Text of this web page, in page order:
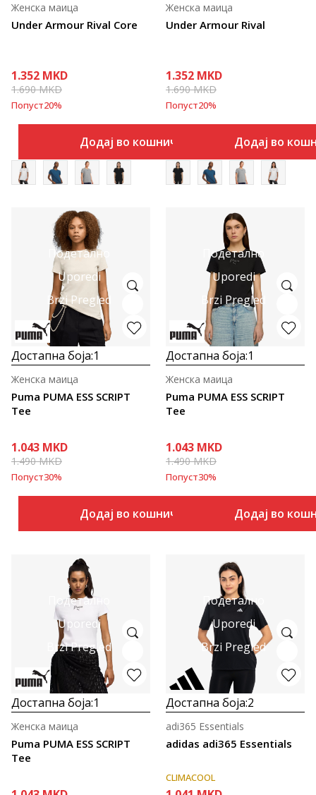
Under Armour Rival Core
Женска маица
1.352 MKD
1.690MKD
Попуст20%
Додај во кошничка
Under Armour Rival
Женска маица
1.352 MKD
1.690MKD
Попуст20%
Додај во
Подетално
Uporedi
Brzi Pregled
Достапна боја:1
Puma PUMA ESS SCRIPT
Tee
Женска маица
1.043 MKD
1.490MKD
Попуст30%
Додај во кошничка
Подетално
Uporedi
Brzi Pregled
Достапна боја:1
Puma PUMA ESS SCRIPT
Tee
Женска маица
1.043 MKD
1.490MKD
Попуст30%
Додај во
Подетално
Uporedi
Brzi Pregled
Достапна боја:1
Puma PUMA ESS SCRIPT
Tee
Женска маица
Подетално
Uporedi
Brzi Pregled
Достапна боја:2
adidas adi365 Essentials
adi365 Essentials
CLIMACOOL